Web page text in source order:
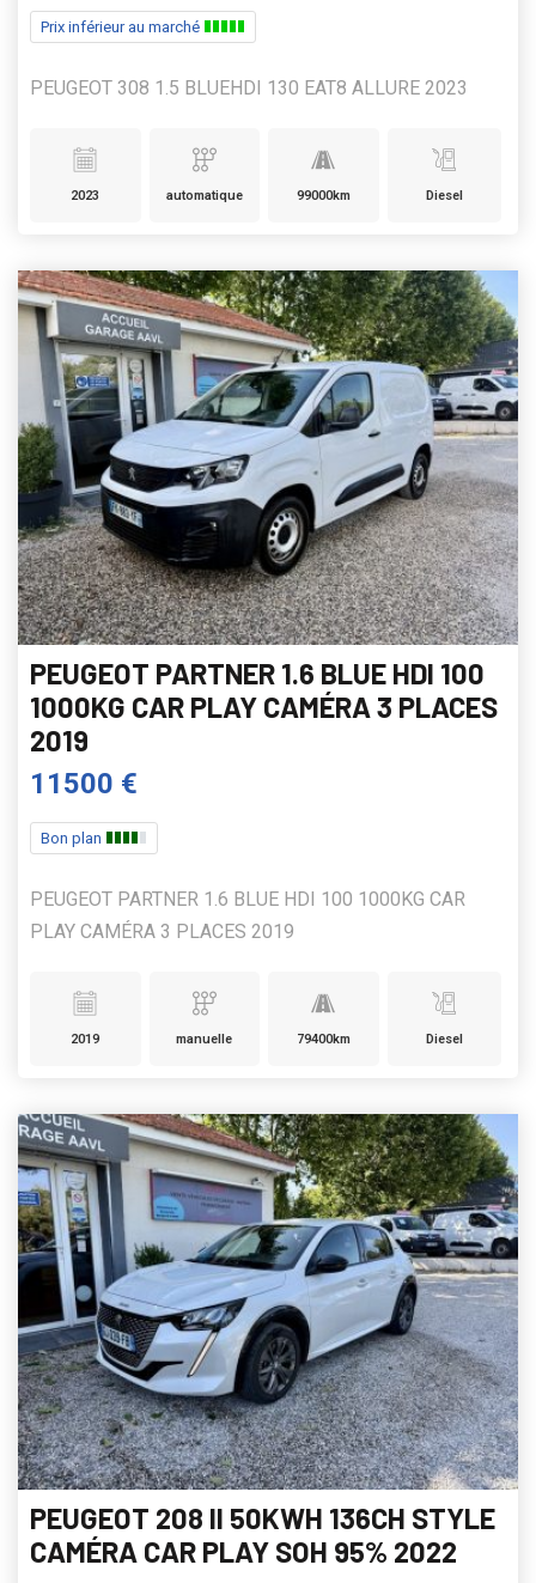
Prix inférieur au marché
PEUGEOT 308 1.5 BLUEHDI 130 EAT8 ALLURE 2023
2023 automatique 99000km Diesel
PEUGEOT PARTNER 1.6 BLUE HDI 100
1000KG CAR PLAY CAMÉRA 3 PLACES
2019
11500 €
Bon plan
PEUGEOT PARTNER 1.6 BLUE HDI 100 1000KG CAR
PLAY CAMÉRA 3 PLACES 2019
2019 manuelle 79400km Diesel
PEUGEOT 208 II 50KWH 136CH STYLE
CAMÉRA CAR PLAY SOH 95% 2022